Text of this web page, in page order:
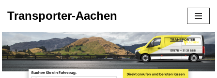
springen
Transporter-Aachen